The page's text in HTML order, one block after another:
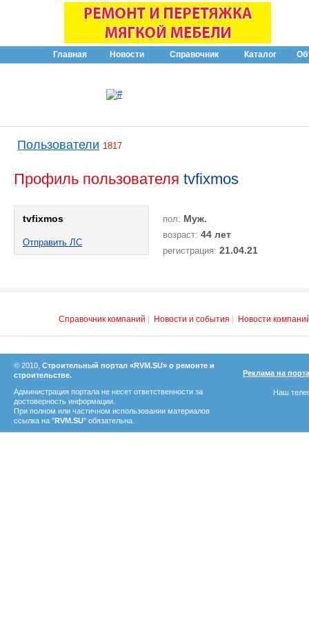
Главная Новости Справочник Каталог
Пользователи 1817
Профиль пользователя tvfixmos
tvfixmos
Отправить ЛС
пол: Муж.
возраст: 44 лет
регистрация: 21.04.21
Справочник компаний Новости и события Новости
© 2010, Строительный портал «RVM.SU» о ремонте и
строительстве.
Администрация портала не несет ответственности за
достоверность информации.
При полном или частичном использовании материалов
ссылка на "RVM.SU" обязательна.
Реклама на
Наш